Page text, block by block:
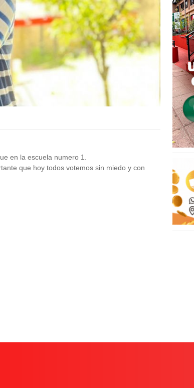
en la escuela numero 1.
que hoy todos votemos sin miedo y con